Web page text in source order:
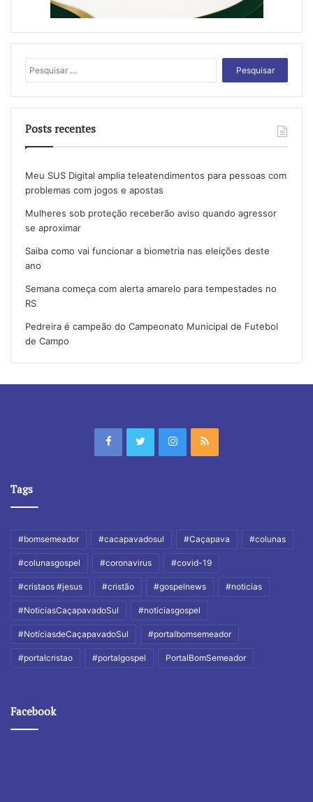
por:
Posts recentes
Meu SUS Digital amplia teleatendimentos para pessoas com
problemas com jogos e apostas
Mulheres sob proteção receberão aviso quando agressor
se aproximar
Saiba como vai funcionar a biometria nas eleições deste
ano
Semana começa com alerta amarelo para tempestades no
RS
Pedreira é campeão do Campeonato Municipal de Futebol
de Campo
Tags
#bomsemeador #cacapavadosul #Caçapava #colunas
#colunasgospel #coronavirus #covid-19
#cristaos #jesus #cristão #gospelnews #noticias
#NoticiasCaçapavadoSul #noticiasgospel
#NotíciasdeCaçapavadoSul #portalbomsemeador
#portalcristao #portalgospel PortalBomSemeador
Facebook